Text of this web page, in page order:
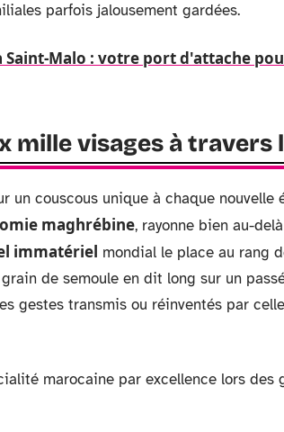
parfois jalousement gardées.
Saint-Malo : votre port d'attache
mille visages à travers
un couscous unique à chaque nouvelle
maghrébine, rayonne bien au-
immatériel mondial le place au rang
de semoule en dit long sur un
gestes transmis ou réinventés par
marocaine par excellence lors des